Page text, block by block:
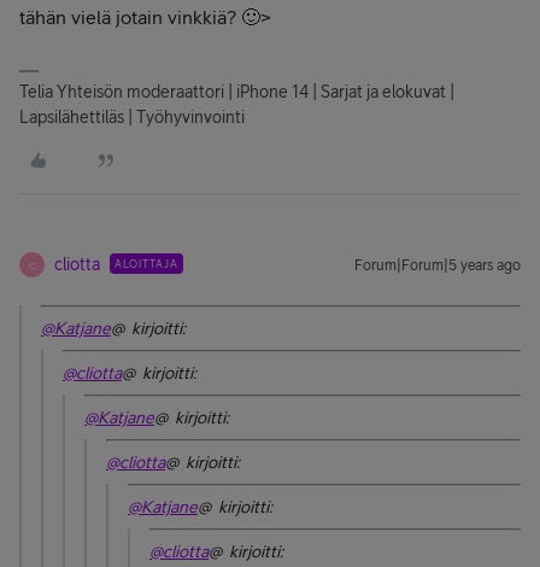
tähän vielä jotain vinkkiä? 🙂>
Telia Yhteisön moderaattori | iPhone 14 | Sarjat ja elokuvat |
Lapsilähettiläs | Työhyvinvointi
C cliotta ALOITTAJA Forum|Forum|5 years ago
@Katjane@ kirjoitti:
@cliotta@ kirjoitti:
@Katjane@ kirjoitti:
@cliotta@ kirjoitti:
@Katjane@ kirjoitti:
@cliotta@ kirjoitti: